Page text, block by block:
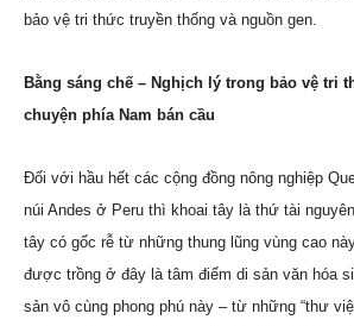
bảo vệ tri thức truyền thống và nguồn gen.
Bằng sáng chế – Nghịch lý trong bảo vệ tri
chuyện phía Nam bán cầu
Đối với hầu hết các cộng đồng nông nghiệp
núi Andes ở Peru thì khoai tây là thứ tài
tây có gốc rễ từ những thung lũng vùng cao
được trồng ở đây là tâm điểm di sản văn hóa
sản vô cùng phong phú này – từ những “thư